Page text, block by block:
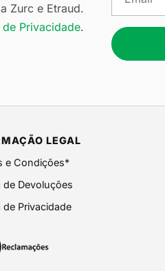
Zurc e Etraud.
Privacidade.
LEGAL
e Condições*
de Devoluções
de Privacidade